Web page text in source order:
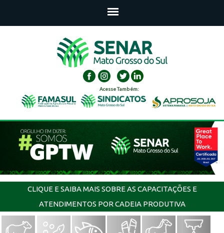
Acesse Também:
CLIQUE E SAIBA MAIS SOBRE AS CAPACITAÇÕES E
ATENDIMENTOS POR CADEIA PRODUTIVA